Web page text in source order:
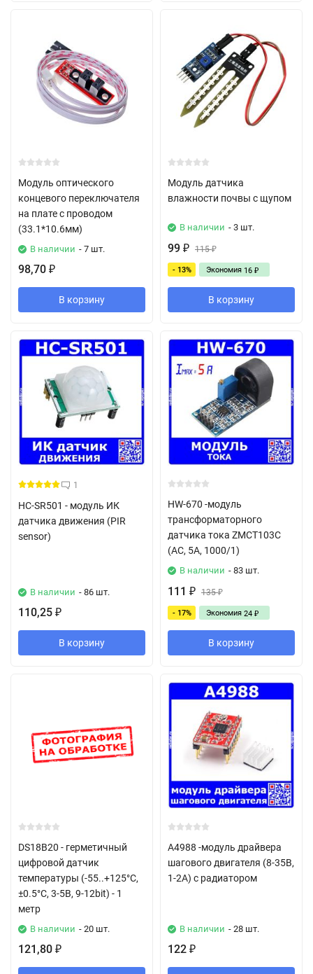
Модуль оптического
концевого переключателя
на плате с проводом
(33.1*10.6мм)
В наличии - 7 шт.
98,70 ₽
В корзину
Модуль датчика
влажности почвы с щупом
В наличии - 3 шт.
99 ₽ 115₽
- 13% Экономия 16 ₽
В корзину
1
HC-SR501 - модуль ИК
датчика движения (PIR
sensor)
В наличии - 86 шт.
110,25 ₽
В корзину
HW-670 -модуль
трансформаторного
датчика тока ZMCT103C
(AC, 5А, 1000/1)
В наличии - 83 шт.
111 ₽ 135₽
- 17% Экономия 24 ₽
В корзину
DS18B20 - герметичный
цифровой датчик
температуры (-55..+125°C,
±0.5°C, 3-5В, 9-12bit) - 1
метр
В наличии - 20 шт.
121,80 ₽
A4988 -модуль драйвера
шагового двигателя (8-35В,
1-2А) с радиатором
В наличии - 28 шт.
122 ₽